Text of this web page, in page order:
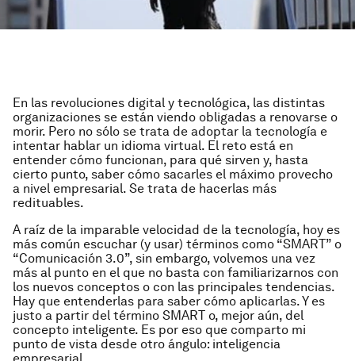
En las revoluciones digital y tecnológica, las distintas
organizaciones se están viendo obligadas a renovarse o
morir. Pero no sólo se trata de adoptar la tecnología e
intentar hablar un idioma virtual. El reto está en
entender cómo funcionan, para qué sirven y, hasta
cierto punto, saber cómo sacarles el máximo provecho
a nivel empresarial. Se trata de hacerlas más
redituables.
A raíz de la imparable velocidad de la tecnología, hoy es
más común escuchar (y usar) términos como “SMART” o
“Comunicación 3.0”, sin embargo, volvemos una vez
más al punto en el que no basta con familiarizarnos con
los nuevos conceptos o con las principales tendencias.
Hay que entenderlas para saber cómo aplicarlas. Y es
justo a partir del término SMART o, mejor aún, del
concepto inteligente. Es por eso que comparto mi
punto de vista desde otro ángulo: inteligencia